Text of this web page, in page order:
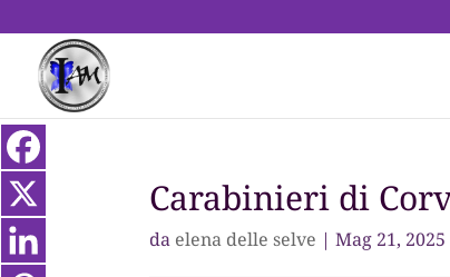
Carabinieri di
da elena delle selve |Mag 21, 2025